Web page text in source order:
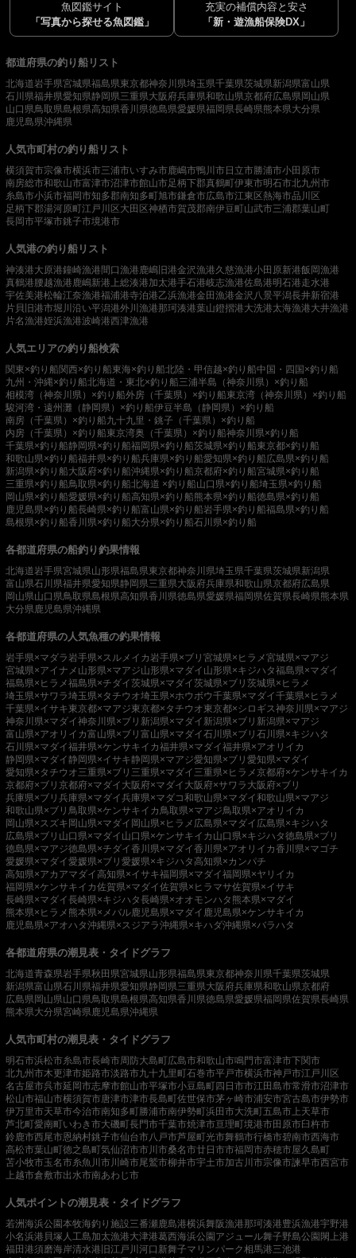
魚図鑑サイト
「写真から探せる魚図鑑」
充実の補償内容と安さ
「新・遊漁船保険DX」
都道府県の釣り船リスト
北海道岩手県宮城県福島県東京都神奈川県埼玉県千葉県茨城県新潟県富山県
石川県福井県愛知県静岡県三重県大阪府兵庫県和歌山県京都府広島県岡山県
山口県鳥取県島根県高知県香川県徳島県愛媛県福岡県長崎県熊本県大分県
鹿児島県沖縄県
人気市町村の釣り船リスト
横須賀市宗像市横浜市三浦市いすみ市鹿嶋市鴨川市 日立市勝浦市小田原市
南房総市和歌山市富津市沼津市館山市足柄下郡真鶴町伊東市明石市北九州市
糸島市小浜市福岡市知多郡南知多町旭市鎌倉市広島市江東区熱海市品川区
足柄下郡湯河原町江戸川区 大田区神栖市賀茂郡南伊豆町山武市三浦郡葉山町
長岡市平塚市銚子市境港市
人気港の釣り船リスト
神湊港大原港鐘崎漁港 間口漁港鹿嶋旧港金沢漁港久慈漁港小田原新港飯岡漁港
真鶴港 腰越漁港鹿嶋新港 上総湊港加太港手石港岐志漁港佐島港明石港走水港
宇佐美港松輪江奈漁港福浦港寺泊港乙浜漁港金田漁港金沢八景平潟長井新宿港
片貝旧港市堀川沿い平潟港外川漁港那珂湊港葉山鐙摺港大洗港太海漁港大井漁港
片名漁港姪浜漁港波崎港西津漁港
人気エリアの釣り船検索
関東×釣り船関西×釣り船東海×釣り船北陸・甲信越×釣り船中国・四国×釣り船
九州・沖縄×釣り船北海道・東北×釣り船三浦半島（神奈川県）×釣り船
相模湾（神奈川県）×釣り船外房（千葉県）×釣り船東京湾（神奈川県）×釣り船
駿河湾・遠州灘（静岡県）×釣り船伊豆半島（静岡県）×釣り船
南房（千葉県）×釣り船九十九里・銚子（千葉県）×釣り船
内房（千葉県）×釣り船東京湾奥（千葉県）×釣り船神奈川県×釣り船
千葉県×釣り船静岡県×釣り船福岡県×釣り船茨城県×釣り船東京都×釣り船
和歌山県×釣り船福井県×釣り船兵庫県×釣り船愛知県×釣り船広島県×釣り船
新潟県×釣り船大阪府×釣り船沖縄県×釣り船京都府×釣り船宮城県×釣り船
三重県×釣り船鳥取県×釣り船北海道 ×釣り船山口県×釣り船埼玉県×釣り船
岡山県×釣り船愛媛県×釣り船高知県×釣り船熊本県×釣り船徳島県×釣り船
鹿児島県×釣り船長崎県×釣り船富山県×釣り船岩手県×釣り船福島県×釣り船
島根県×釣り船香川県×釣り船大分県×釣り船石川県×釣り船
各都道府県の船釣り釣果情報
北海道岩手県宮城県山形県福島県東京都神奈川県埼玉県千葉県茨城県新潟県
富山県石川県福井県愛知県静岡県三重県大阪府兵庫県和歌山県京都府広島県
岡山県山口県鳥取県島根県高知県香川県徳島県愛媛県福岡県佐賀県長崎県熊本県
大分県鹿児島県沖縄県
各都道府県の人気魚種の釣果情報
岩手県×マダラ岩手県×スルメイカ岩手県×ブリ 宮城県×ヒラメ宮城県×マアジ
宮城県×アイナメ 山形県×マアジ山形県×マダイ 山形県×キジハタ福島県×マダイ
福島県×ヒラメ福島県×チダイ茨城県×マダイ茨城県×ブリ 茨城県×ヒラメ
埼玉県×サワラ埼玉県×タチウオ埼玉県×ホウボウ千葉県×マダイ千葉県×ヒラメ
千葉県×イサキ東京都×マアジ東京都×タチウオ東京都×シロギス神奈川県×マアジ
神奈川県×マダイ神奈川県×ブリ 新潟県×マダイ 新潟県×ブリ 新潟県×マアジ
富山県×アオリイカ富山県×ブリ 富山県×マダイ石川県×ブリ 石川県×キジハタ
石川県×マダイ福井県×ケンサキイカ福井県×マダイ福井県×アオリイカ
静岡県×マダイ 静岡県×イサキ静岡県×マアジ愛知県×ブリ 愛知県×マダイ
愛知県×タチウオ三重県×ブリ 三重県×マダイ 三重県×ヒラメ京都府×ケンサキイカ
京都府×ブリ 京都府×マダイ 大阪府×マダイ 大阪府×サワラ 大阪府×ブリ
兵庫県×ブリ 兵庫県×マダイ兵庫県×マダコ和歌山県×マダイ和歌山県×マアジ
和歌山県×ブリ 鳥取県×ケンサキイカ鳥取県×マアジ鳥取県×アオリイカ
岡山県×スズキ 岡山県×マダイ 岡山県×ヒラメ 広島県×マダイ 広島県×キジハタ
広島県×ブリ 山口県×マダイ 山口県×ケンサキイカ 山口県×キジハタ徳島県×ブリ
徳島県×マアジ徳島県×チダイ香川県×マダイ香川県×アオリイカ香川県×マゴチ
愛媛県×マダイ愛媛県×ブリ 愛媛県×キジハタ高知県×カンパチ
高知県×アカアマダイ高知県×イサキ福岡県×マダイ福岡県×ヤリイカ
福岡県×ケンサキイカ佐賀県×マダイ佐賀県×ヒラマサ佐賀県×イサキ
長崎県×マダイ長崎県×キジハタ長崎県×オオモンハタ 熊本県×マダイ
熊本県×ヒラメ 熊本県×メバル鹿児島県×マダイ 鹿児島県×ケンサキイカ
鹿児島県×アオハタ沖縄県×スジアラ沖縄県×キハダ沖縄県×バラハタ
各都道府県の潮見表・タイドグラフ
北海道青森県岩手県秋田県宮城県山形県福島県東京都神奈川県千葉県茨城県
新潟県富山県石川県福井県愛知県静岡県三重県大阪府兵庫県和歌山県京都府
広島県岡山県山口県鳥取県島根県高知県香川県徳島県愛媛県福岡県佐賀県長崎県
熊本県大分県宮崎県鹿児島県沖縄県
人気市町村の潮見表・タイドグラフ
明石市浜松市糸島市長崎市周防大島町広島市和歌山市鳴門市富津市下関市
北九州市木更津市姫路市淡路市九十九里町石巻市平戸市横浜市神戸市江戸川区
名古屋市呉市延岡市志摩市館山市平塚市小豆島町四日市市江田島市常滑市沼津市
松山市福山市横須賀市唐津市津市長島町佐世保市茅ヶ崎市浦安市宮古島市伊勢市
伊万里市天草市今治市南知多町勝浦市南伊勢町浜田市大洗町五島市 上天草市
芦北町愛南町いわき市大磯町長門市千葉市焼津市亘理町境港市田原市臼杵市
鈴鹿市西尾市恩納村銚子市仙台市八戸市芦屋町光市舞鶴市行橋市碧南市西海市
高松市葉山町徳之島町気仙沼市市川市桑名市廿日市市福岡市赤穂市屋久島町
苫小牧市玉名市糸魚川市川崎市尾鷲市柳井市宇土市加古川市宗像市諫早市西宮市
上越市倉敷市出水市南あわじ市
人気ポイントの潮見表・タイドグラフ
若洲海浜公園本牧海釣り施設三番瀬鹿島港横浜舞阪漁港那珂湊港豊浜漁港宇野港
小名浜港 貝塚人工島加太漁港大津港葛西海浜公園 アジュール舞子野島公園 閖上港
福田港須磨海岸清水港 旧江戸川河口 新舞子マリンパーク相馬港三池港